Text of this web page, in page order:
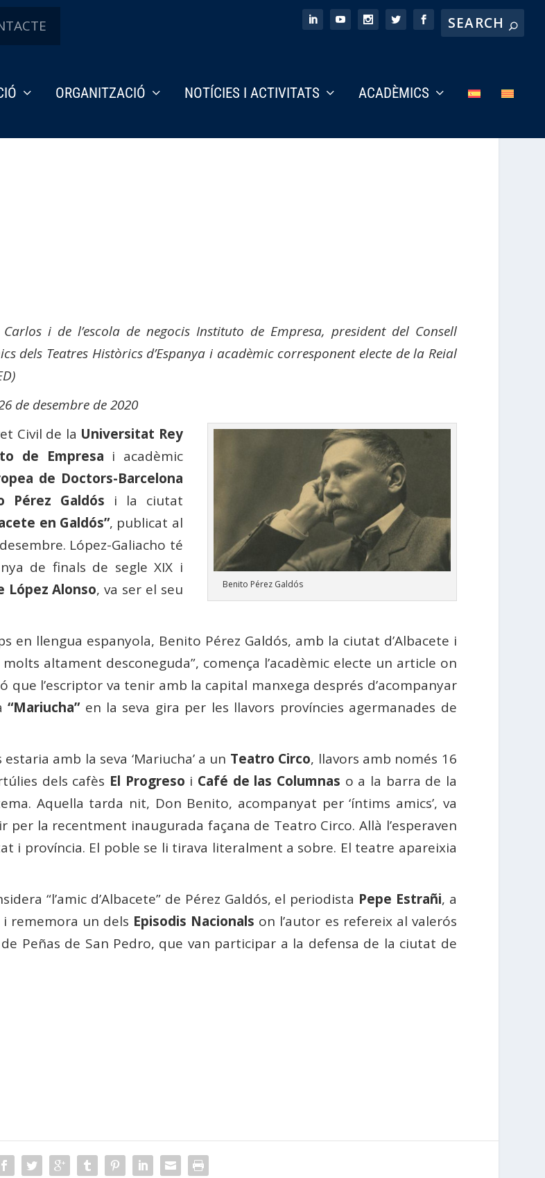
ORGANITZACIÓ NOTÍCIES I ACTIVITATS ACADÈMICS
i de l’escola de negocis Instituto de Empresa, president del Consell
dels Teatres Històrics d’Espanya i acadèmic corresponent electe de la Reial
de desembre de 2020
Benito Pérez Galdós
Civil de la Universitat Rey
de Empresa i acadèmic
de Doctors-Barcelona
Pérez Galdós i la ciutat
en Galdós”, publicat al
López-Galiacho té
de finals de segle XIX i
López Alonso, va ser el seu
en llengua espanyola, Benito Pérez Galdós, amb la ciutat d’Albacete i
altament desconeguda”, comença l’acadèmic electe un article on
l’escriptor va tenir amb la capital manxega després d’acompanyar
“Mariucha”en la seva gira per les llavors províncies agermanades de
amb la seva ‘Mariucha’ a un Teatro Circo, llavors amb només 16
dels cafès El Progreso i Café de las Columnas o a la barra de la
Aquella tarda nit, Don Benito, acompanyat per ‘íntims amics’, va
per la recentment inaugurada façana de Teatro Circo. Allà l’esperaven
i província. El poble se li tirava literalment a sobre. El teatre apareixia
“l’amic d’Albacete” de Pérez Galdós, el periodista Pepe Estrañi, a
rememora un dels Episodis Nacionals on l’autor es refereix al valerós
Peñas de San Pedro, que van participar a la defensa de la ciutat de